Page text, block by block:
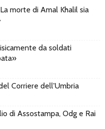
morte di Amal Khalil sia
da soldati
Corriere dell'Umbria
di Assostampa, Odg e Rai